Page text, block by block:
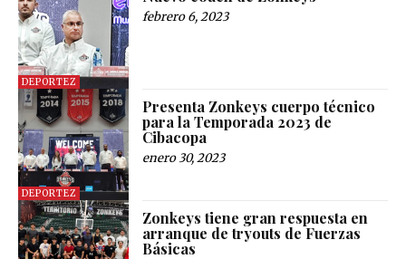
DEPORTEZ
febrero 6, 2023
DEPORTEZ
Presenta Zonkeys cuerpo técnico
para la Temporada 2023 de
Cibacopa
enero 30, 2023
Zonkeys tiene gran respuesta en
arranque de tryouts de Fuerzas
Básicas